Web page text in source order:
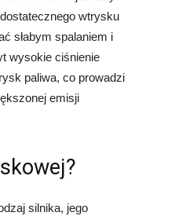
wtrysku
słabym spalaniem i
wysokie ciśnienie
paliwa, co prowadzi
emisji
silnika, jego